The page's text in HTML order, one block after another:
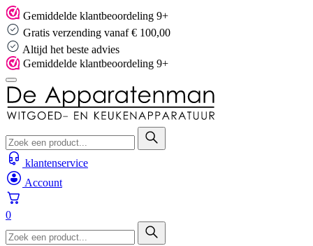
Skip
to
content
Gemiddelde klantbeoordeling 9+
Gratis verzending vanaf € 100,00
Altijd het beste advies
Gemiddelde klantbeoordeling 9+
klantenservice
Account
0